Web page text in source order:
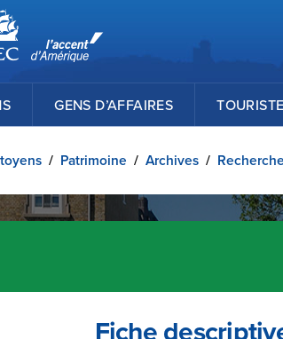
GENS D’AFFAIRES
/ Patrimoine / Archives /
Fiche